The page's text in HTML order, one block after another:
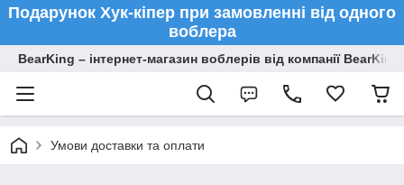
Подарунок Хук-кіпер при замовленні від одного
воблера
BearKing – інтернет-магазин воблерів від компанії BearKing
Умови доставки та оплати